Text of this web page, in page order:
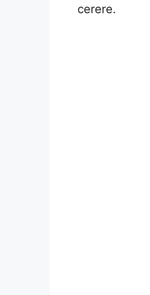
cerere.